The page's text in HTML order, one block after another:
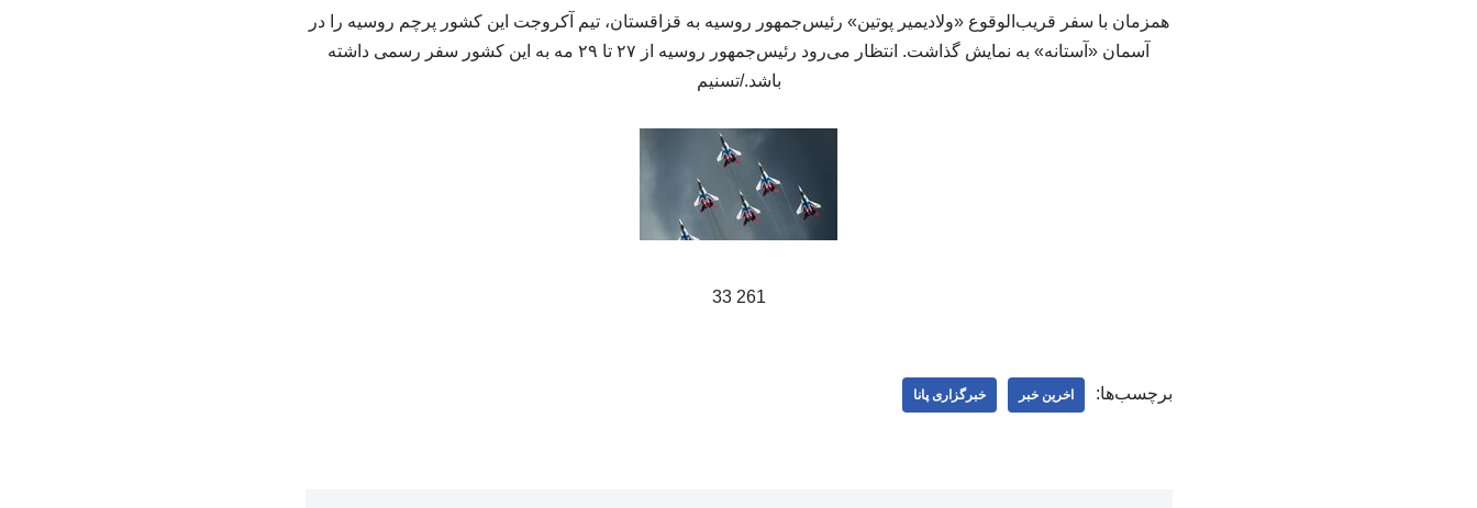
همزمان با سفر قریب‌الوقوع «ولادیمیر پوتین» رئیس‌جمهور روسیه به قزاقستان، تیم آکروجت این کشور پرچم روسیه را در
آسمان «آستانه» به نمایش گذاشت. انتظار می‌رود رئیس‌جمهور روسیه از ۲۷ تا ۲۹ مه به این کشور سفر رسمی داشته
باشد./تسنیم
261 33
برچسب‌ها: اخرین خبر خبرگزاری پانا